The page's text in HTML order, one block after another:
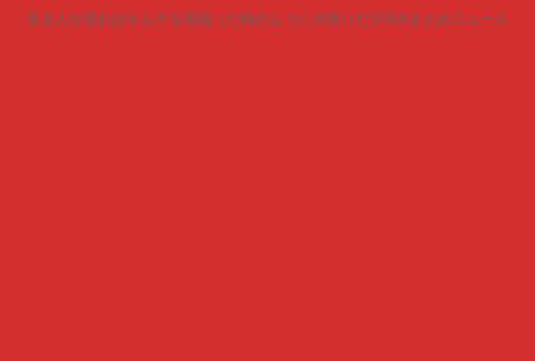
見る人が見ればキムチを頬張った時のように火照りだす5chまとめニュース